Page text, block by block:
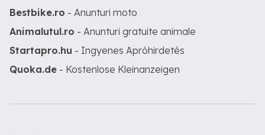
Bestbike.ro - Anunturi moto
Animalutul.ro - Anunturi gratuite animale
Startapro.hu - Ingyenes Apróhirdetés
Quoka.de - Kostenlose Kleinanzeigen